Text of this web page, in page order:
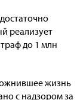
реализует
до 1 млн
жизнь
с надзором за